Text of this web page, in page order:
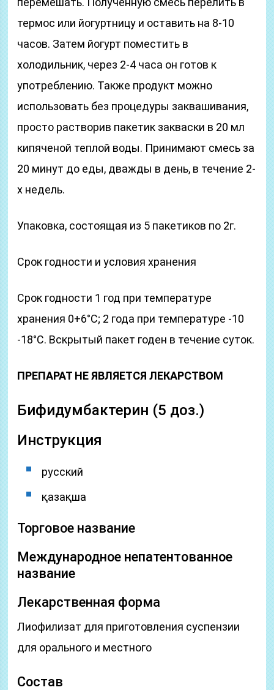
термос или йогуртницу и оставить на 8-10
часов. Затем йогурт поместить в
холодильник, через 2-4 часа он готов к
употреблению. Также продукт можно
использовать без процедуры заквашивания,
просто растворив пакетик закваски в 20 мл
кипяченой теплой воды. Принимают смесь за
20 минут до еды, дважды в день, в течение 2-
х недель.
Упаковка, состоящая из 5 пакетиков по 2г.
Срок годности и условия хранения
Срок годности 1 год при температуре
хранения 0+6°С; 2 года при температуре -10
-18°С. Вскрытый пакет годен в течение суток.
ПРЕПАРАТ НЕ ЯВЛЯЕТСЯ ЛЕКАРСТВОМ
Бифидумбактерин (5 доз.)
Инструкция
русский
қазақша
Торговое название
Международное непатентованное
название
Лекарственная форма
Лиофилизат для приготовления суспензии
для орального и местного
Состав